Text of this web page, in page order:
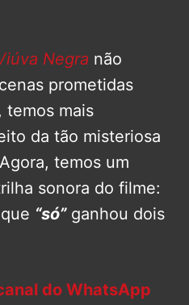
Negra não
prometidas
temos mais
da tão misteriosa
temos um
sonora do filme:
“só”ganhou dois
do WhatsApp